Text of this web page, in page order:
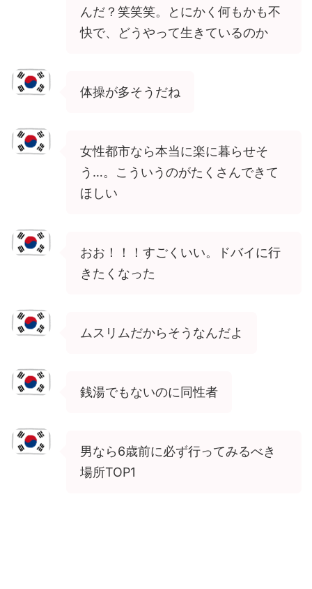
んだ？笑笑笑。とにかく何もかも不
快で、どうやって生きているのか
体操が多そうだね
女性都市なら本当に楽に暮らせそ
う…。こういうのがたくさんできて
ほしい
おお！！！すごくいい。ドバイに行
きたくなった
ムスリムだからそうなんだよ
銭湯でもないのに同性者
男なら6歳前に必ず行ってみるべき
場所TOP1